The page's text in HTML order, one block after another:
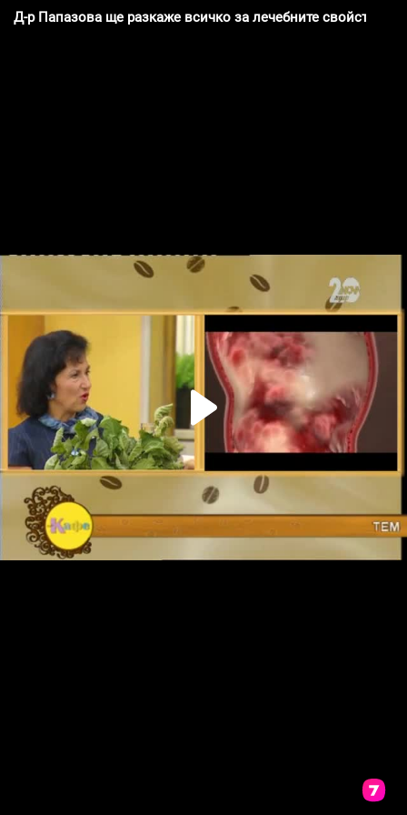
Д-р Папазова ще разкаже всичко за лечебните свойства